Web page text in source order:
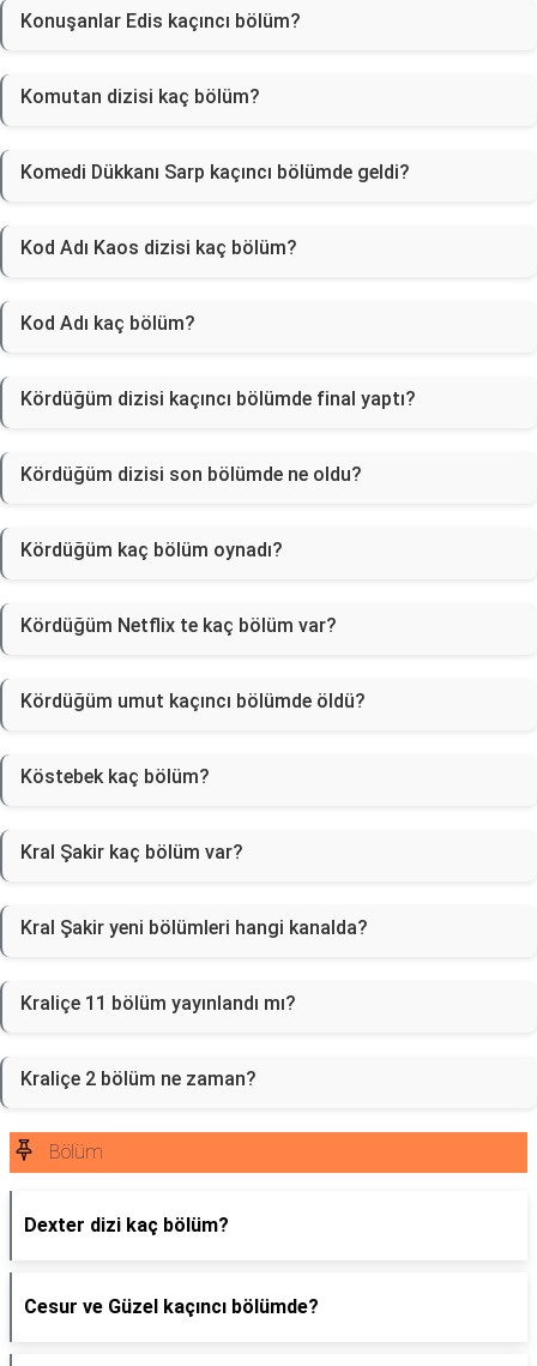
Konuşanlar Edis kaçıncı bölüm?
Komutan dizisi kaç bölüm?
Komedi Dükkanı Sarp kaçıncı bölümde geldi?
Kod Adı Kaos dizisi kaç bölüm?
Kod Adı kaç bölüm?
Kördüğüm dizisi kaçıncı bölümde final yaptı?
Kördüğüm dizisi son bölümde ne oldu?
Kördüğüm kaç bölüm oynadı?
Kördüğüm Netflix te kaç bölüm var?
Kördüğüm umut kaçıncı bölümde öldü?
Köstebek kaç bölüm?
Kral Şakir kaç bölüm var?
Kral Şakir yeni bölümleri hangi kanalda?
Kraliçe 11 bölüm yayınlandı mı?
Kraliçe 2 bölüm ne zaman?
Bölüm
Dexter dizi kaç bölüm?
Cesur ve Güzel kaçıncı bölümde?